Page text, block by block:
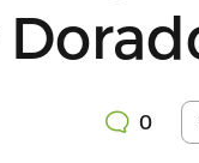
0